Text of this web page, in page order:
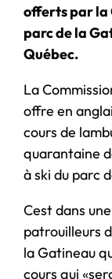
offerts par la
parc de la
Québec.
La
offre en
cours de
quarantaine
à ski du parc
Cest dans
patrouilleurs
la Gatineau
cours qui